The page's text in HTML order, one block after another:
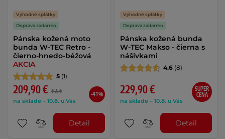
Výhodné splátky
Doprava zadarmo
Pánska kožená moto
bunda W-TEC Retro -
čierno-hnedo-béžová
AKCIA
5 (1)
209,90 € 355 €
na sklade – 10.8. u Vás
-41%
Detail
Výhodné splátky
Doprava zadarmo
Pánska kožená bunda
W-TEC Makso - čierna s
nášivkami
4.6 (8)
229,90 €
na sklade – 10.8. u Vás
SUPER
CENA
Detail